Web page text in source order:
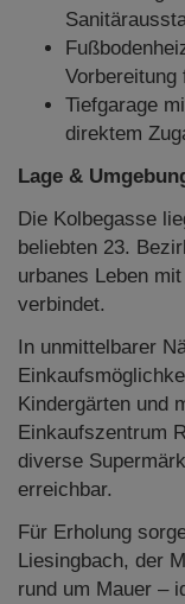
Tiefgarage
direktem
Lage &
Die Kolbegasse
beliebten 23.
urbanes Leben
verbindet.
In unmittelbarer
Kindergärten und
Einkaufszentrum
diverse
erreichbar.
Für Erholung
Liesingbach, der
rund um Mauer –